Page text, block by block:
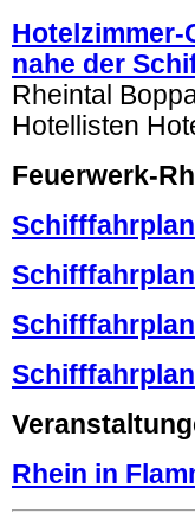
Hotelzimmer-
nahe der
Rheintal
Hotellisten
Feuerwerk-
Rhein in